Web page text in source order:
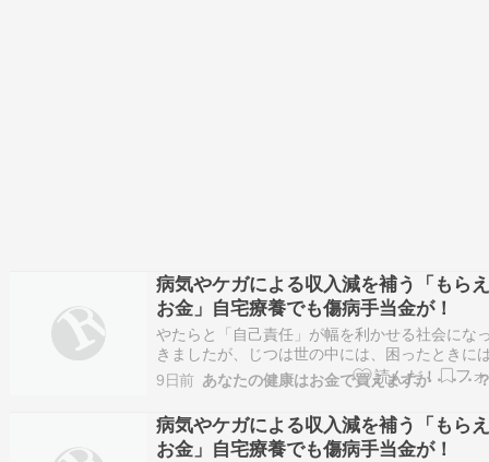
病気やケガによる収入減を補う「もら
お金」自宅療養でも傷病手当金が！
やたらと「自己責任」が幅を利かせる社会にな
きましたが、じつは世の中には、困ったときに
「もらえるお金」というものがたくさんあるん
す！ 書類を書くのが面倒くさいなんて言わずに
なたもレッツ申請ーー!! 厚生労働省の調べによ
と、病気やケガによる入院患者の数は、50代を
急…
9日前 あなたの健康はお金で買えますか・・・
病気やケガによる収入減を補う「もら
お金」自宅療養でも傷病手当金が！